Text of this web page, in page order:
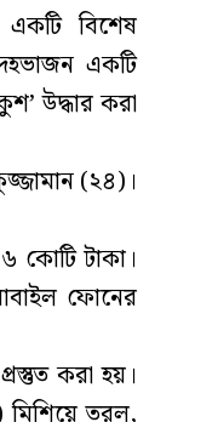
একটি বিশেষ
একটি
উদ্ধার করা
(২৪)।
কোটি টাকা।
ফোনের
করা হয়।